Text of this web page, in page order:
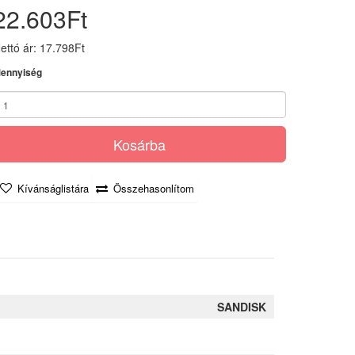
ár: 17.798Ft
Kosárba
Kívánságlistára Összehasonlítom
SANDISK